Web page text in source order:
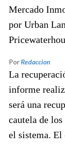
Mercado
por Urban
PorRedaccion
La
informe
será una
cautela de
el sistema. El